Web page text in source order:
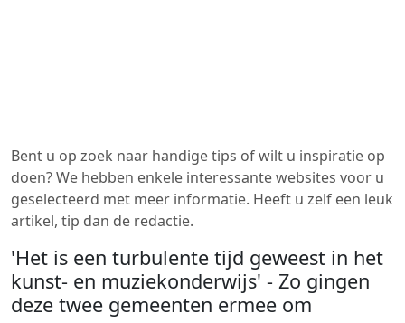
Bent u op zoek naar handige tips of wilt u inspiratie op
doen? We hebben enkele interessante websites voor u
geselecteerd met meer informatie. Heeft u zelf een leuk
artikel, tip dan de redactie.
'Het is een turbulente tijd geweest in het
kunst- en muziekonderwijs' - Zo gingen
deze twee gemeenten ermee om